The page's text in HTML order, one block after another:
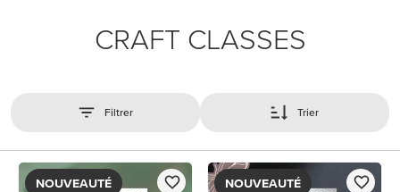
CRAFT CLASSES
Filtrer Trier
NOUVEAUTÉ NOUVEAUTÉ